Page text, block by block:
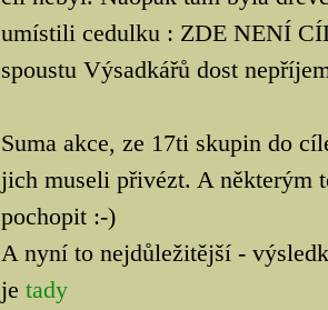
umístili cedulku : ZDE NENÍ
spoustu Výsadkářů dost
Suma akce, ze 17ti skupin do
jich museli přivézt. A některým
pochopit :-)
A nyní to nejdůležitější -
je tady